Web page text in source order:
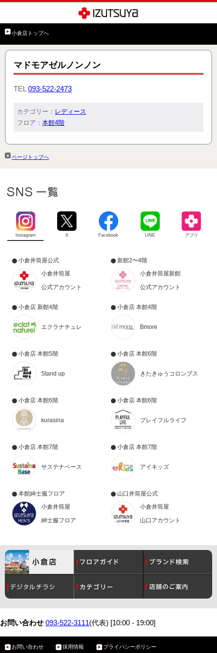
小倉店トップへ
マドモアゼルノンノン
TEL 093-522-2473
カテゴリー： レディース
フロア： 本館4階
ページトップへ
Instagram X Facebook LINE アプリ
小倉井筒屋公式
小倉井筒屋
公式アカウント
新館2〜4階
小倉井筒屋新館
公式アカウント
小倉店 新館4階
エクラナチュレ
小倉店 本館4階
Bmore
小倉店 本館5階
Stand up
小倉店 本館6階
きたきゅうコロンブス
小倉店 本館6階
kurasina
小倉店 本館6階
プレイフルライフ
小倉店 本館7階
サステナベース
小倉店 本館7階
アイキッズ
本館紳士服フロア
小倉井筒屋
紳士服フロア
山口井筒屋公式
小倉井筒屋
山口アカウント
コスメ レディース
メンズ ベビー・こども
月間催事スケジュール グルメ
サービスガイド アクセス・駐車場
お問い合わせ 093-522-3111(代表) [10:00 - 19:00]
お問い合わせ 採用情報 プライバシーポリシー